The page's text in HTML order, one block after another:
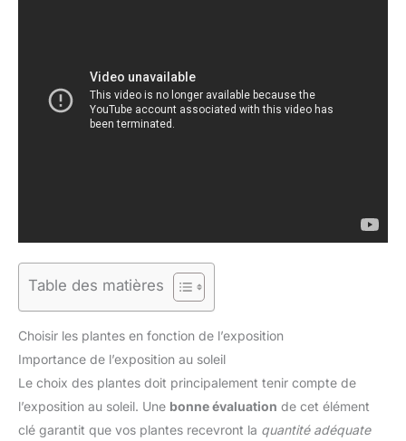
Table des matières
Choisir les plantes en fonction de l’exposition
Importance de l’exposition au soleil
Le choix des plantes doit principalement tenir compte de
l’exposition au soleil. Une bonne évaluation de cet élément
clé garantit que vos plantes recevront la quantité adéquate